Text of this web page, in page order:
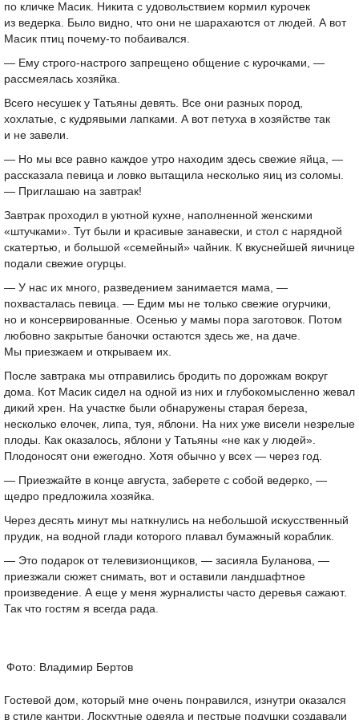
по кличке Масик. Никита с удовольствием кормил курочек
из ведерка. Было видно, что они не шарахаются от людей. А вот
Масик птиц почему-то побаивался.
— Ему строго-настрого запрещено общение с курочками, —
рассмеялась хозяйка.
Всего несушек у Татьяны девять. Все они разных пород,
хохлатые, с кудрявыми лапками. А вот петуха в хозяйстве так
и не завели.
— Но мы все равно каждое утро находим здесь свежие яйца, —
рассказала певица и ловко вытащила несколько яиц из соломы.
— Приглашаю на завтрак!
Завтрак проходил в уютной кухне, наполненной женскими
«штучками». Тут были и красивые занавески, и стол с нарядной
скатертью, и большой «семейный» чайник. К вкуснейшей яичнице
подали свежие огурцы.
— У нас их много, разведением занимается мама, —
похвасталась певица. — Едим мы не только свежие огурчики,
но и консервированные. Осенью у мамы пора заготовок. Потом
любовно закрытые баночки остаются здесь же, на даче.
Мы приезжаем и открываем их.
После завтрака мы отправились бродить по дорожкам вокруг
дома. Кот Масик сидел на одной из них и глубокомысленно жевал
дикий хрен. На участке были обнаружены старая береза,
несколько елочек, липа, туя, яблони. На них уже висели незрелые
плоды. Как оказалось, яблони у Татьяны «не как у людей».
Плодоносят они ежегодно. Хотя обычно у всех — через год.
— Приезжайте в конце августа, заберете с собой ведерко, —
щедро предложила хозяйка.
Через десять минут мы наткнулись на небольшой искусственный
прудик, на водной глади которого плавал бумажный кораблик.
— Это подарок от телевизионщиков, — засияла Буланова, —
приезжали сюжет снимать, вот и оставили ландшафтное
произведение. А еще у меня журналисты часто деревья сажают.
Так что гостям я всегда рада.
Фото: Владимир Бертов
Гостевой дом, который мне очень понравился, изнутри оказался
в стиле кантри. Лоскутные одеяла и пестрые подушки создавали